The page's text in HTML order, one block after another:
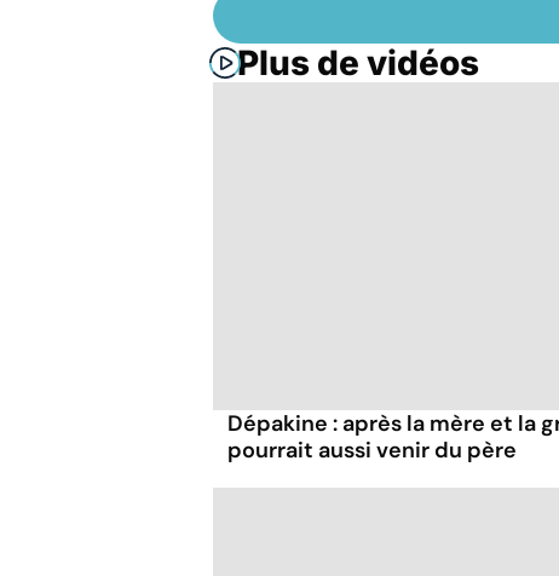
Plus de vidéos
Dépakine : après la mère et la
pourrait aussi venir du père